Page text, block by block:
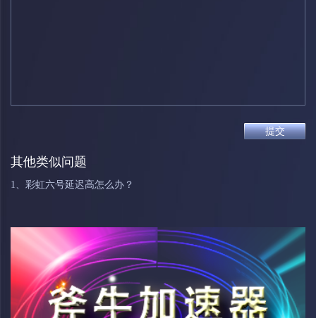
提交
其他类似问题
1、彩虹六号延迟高怎么办？